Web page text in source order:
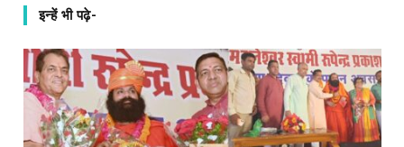
इन्हें भी पढ़े-